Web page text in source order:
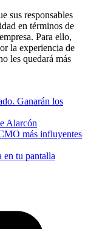
sus responsables
en términos de
Para ello,
la experiencia de
les quedará más
Ganarán los
Alarcón
más influyentes
en tu pantalla